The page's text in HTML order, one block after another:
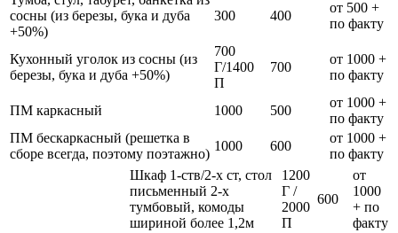
сосны (из березы, бука и дуба
+50%)
300 400
от 500 +
по факту
Кухонный уголок из сосны (из
березы, бука и дуба +50%)
700
Г/1400
П
700
от 1000 +
по факту
ПМ каркасный 1000 500
от 1000 +
по факту
ПМ бескаркасный (решетка в
сборе всегда, поэтому поэтажно)
1000 600
от 1000 +
по факту
Шкаф 1-ств/2-х ст, стол
письменный 2-х
тумбовый, комоды
шириной более 1,2м
1200
Г /
2000
П
600
от
1000
+ по
факту